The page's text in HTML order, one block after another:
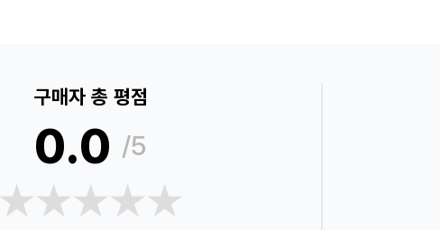
구매자 총 평점
0.0 /5
★★★★★
★★★★★